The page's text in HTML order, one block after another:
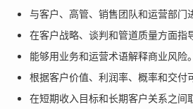
与客户、高管、销售团队和运营部门
在客户战略、谈判和管道质量方面指
能够用业务和运营术语解释商业风险。
根据客户价值、利润率、概率和交付
在短期收入目标和长期客户关系之间